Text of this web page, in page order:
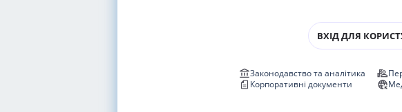
ВХІД ДЛЯ
Законодавство та аналітика
Корпоративні документи